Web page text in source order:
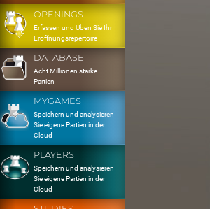
OPENINGS
Erfassen und Üben Sie Ihr
Eröffnungsrepertoire
DATABASE
Acht Millionen starke
Partien
MYGAMES
Speichern und analysieren
Sie eigene Partien in der
Cloud
PLAYERS
Speichern und analysieren
Sie eigene Partien in der
Cloud